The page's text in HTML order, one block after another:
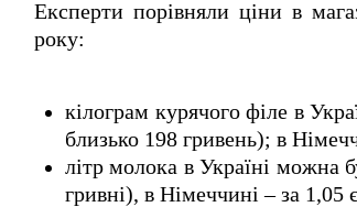
Експерти порівняли ціни в
року:
кілограм курячого філе в
близько 198 гривень); в
літр молока в Україні можна
гривні), в Німеччині – за 1,05